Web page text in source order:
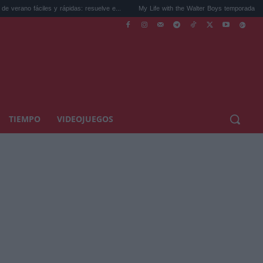
y rápidas: resuelve e... My Life with the Walter Boys temporada 3: la sorpr...
TIEMPO VIDEOJUEGOS